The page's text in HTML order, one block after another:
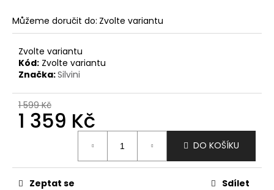
Můžeme doručit do: Zvolte variantu
Zvolte variantu
Kód: Zvolte variantu
Značka:Silvini
1 599 Kč
1 359 Kč
DO KOŠÍKU
Zeptat se Sdílet
o
p
u
č
u